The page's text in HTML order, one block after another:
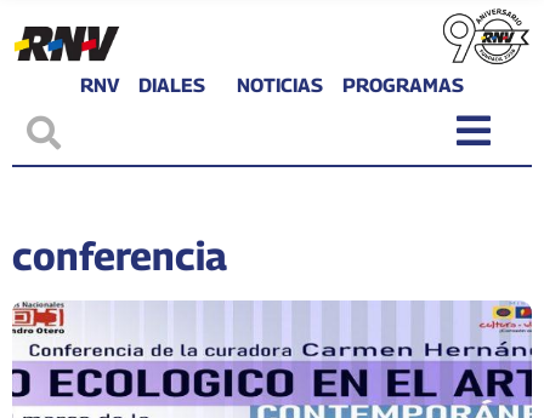
RNV DIALES NOTICIAS PROGRAMAS
conferencia